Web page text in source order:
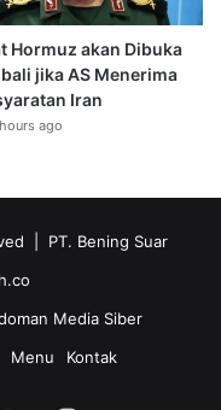
Hormuz akan Dibuka
jika AS Menerima
Iran
ago
| PT. Bening Suar
Media Siber
Menu Kontak